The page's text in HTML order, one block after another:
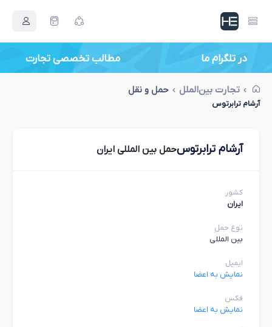
در تلگرام ما مطالب تخصصی تجارت
تجارت بین‌الملل حمل و نقل
آرشام ترابرتوس
آرشام ترابرتوسحمل بین المللی ایران
کشور
ایران
نوع حمل
بین المللی
ایمیل
نمایش به اعضا
فکس
نمایش به اعضا